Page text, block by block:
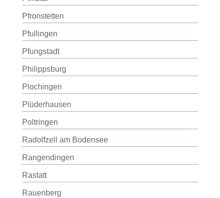
Pfronstetten
Pfullingen
Pfungstadt
Philippsburg
Plochingen
Plüderhausen
Poltringen
Radolfzell am Bodensee
Rangendingen
Rastatt
Rauenberg